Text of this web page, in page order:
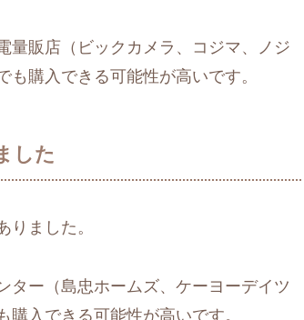
量販店（ビックカメラ、コジマ、ノジ
購入できる可能性が高いです。
した
ました。
ター（島忠ホームズ、ケーヨーデイツ
入できる可能性が高いです。